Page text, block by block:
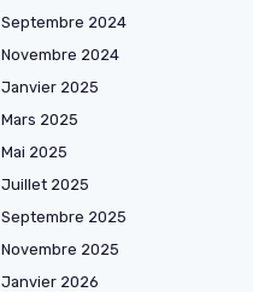
Septembre 2024
Novembre 2024
Janvier 2025
Mars 2025
Mai 2025
Juillet 2025
Septembre 2025
Novembre 2025
Janvier 2026